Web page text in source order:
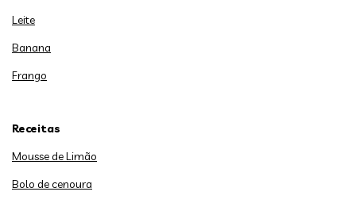
Leite
Banana
Frango
Receitas
Mousse de Limão
Bolo de cenoura